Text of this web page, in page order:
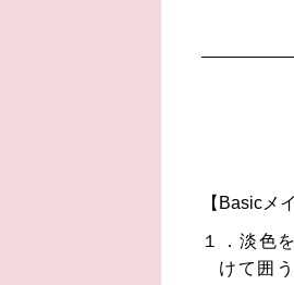
【Basicメ
１．淡色
けて囲